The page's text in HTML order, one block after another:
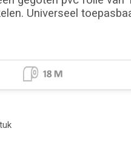
Universeel